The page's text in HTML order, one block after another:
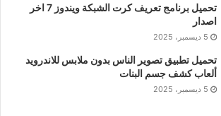
تحميل برنامج تعريف كرت الشبكة ويندوز 7 اخر
اصدار
5 ديسمبر، 2025
تحميل تطبيق تصوير الناس بدون ملابس للاندرويد
ألعاب كشف جسم البنات
5 ديسمبر، 2025